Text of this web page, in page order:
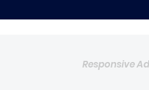
Responsive